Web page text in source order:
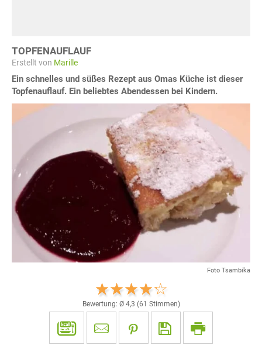
TOPFENAUFLAUF
Erstellt von Marille
Ein schnelles und süßes Rezept aus Omas Küche ist dieser
Topfenauflauf. Ein beliebtes Abendessen bei Kindern.
Foto Tsambika
Bewertung: Ø 4,3 (61 Stimmen)